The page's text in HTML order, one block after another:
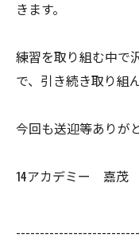
きます。
練習を取り組む中で
で、引き続き取り組
今回も送迎等ありが
14アカデミー 嘉茂